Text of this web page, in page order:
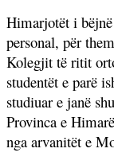
Himarjotët i
personal, për
Kolegjit të ritit
studentët e parë
studiuar e janë
Provinca e
nga arvanitët e